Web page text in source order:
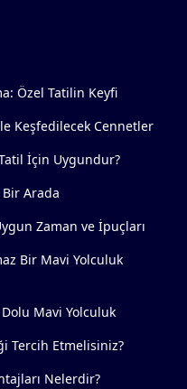
Özel Tatilin Keyfi
Keşfedilecek Cennetler
İçin Uygundur?
Arada
Zaman ve İpuçları
Bir Mavi Yolculuk
Mavi Yolculuk
Tercih Etmelisiniz?
Nelerdir?